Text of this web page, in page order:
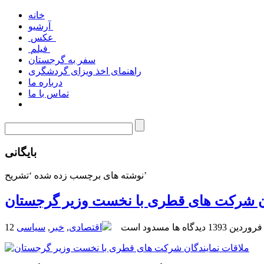
خانه
سفر به گرجستان
راهنمای اخذ ویزای گردشگری
درباره ما
تماس با ما
بایگانی
نوشته های برچسب زده شده ‘تشریح’
شرکت های قطری با نخست وزیر گرجستان
12 فروردین 1393 دیدگاه ها مسدود است اقتصادی, خبر , سیاسی